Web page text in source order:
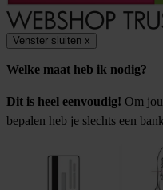
Venster sluiten x
Welke maat heb ik nodig?
Dit is heel eenvoudig! Om
bepalen heb je slechts een